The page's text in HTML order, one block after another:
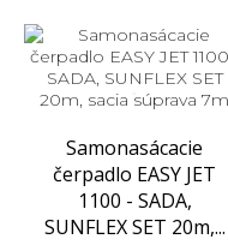
Samonasácacie
čerpadlo EASY JET
1100 - SADA,
SUNFLEX SET 20m,...